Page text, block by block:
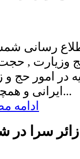
رسانی
وزیارت ,
در امور
ایرانی و همچنین 'سعید اوحدی' رییس...
ادامه
سرا در